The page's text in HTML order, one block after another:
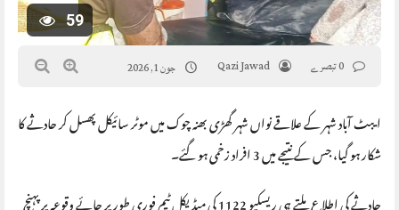
59
Qazi Jawad جون 1, 2026
ایبٹ آباد شہر کے علاقے نواں شہر گھڑی بھنہ چوک میں موٹر سائیکل پھسل کر حادثے کا
شکار ہو گیا، جس کے نتیجے میں 3 افراد زخمی ہو گئے۔
حادثے کی اطلاع ملتے ہی ریسکیو 1122 کی میڈیکل ٹیم فوری طور پر جائے وقوعہ پر پہنچ